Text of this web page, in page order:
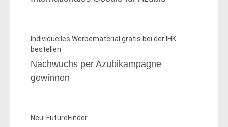
Individuelles Werbematerial gratis bei der IHK
bestellen
Nachwuchs per Azubikampagne
gewinnen
Neu: FutureFinder